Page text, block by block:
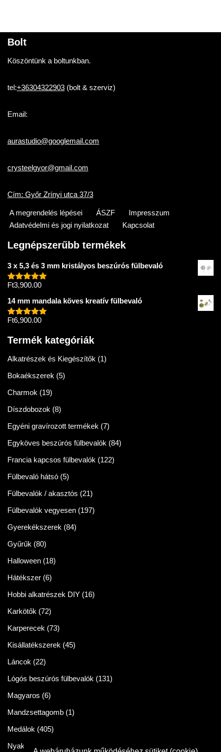
Bolt
Köszöntünk a boltunkban.
tel:+36304322903 (bolt & szerviz)
Email:
aurastudio@googlemail.com
crysteelgyor@gmail.com
Cím: Győr Zrínyi utca 37/3
A megrendelés lépései ÁSZF
Impresszum
Adatvédelmi és jogi nyilatkozat
Kapcsolat
Legnépszerűbb termékek
3 x 5,3 és 3 mm kristályos beszúrós fülbevaló
Értékelés:
Ft3,900.00
14 mm mandala köves kreatív fülbevaló
Értékelés:
Ft6,900.00
Termék kategóriák
Alkatrészek és Kiegészítők (1)
Bokaékszerek (5)
Charmok (19)
Díszdobozok (8)
Egyéni gravírozott termékek (7)
Egyköves beszúrós fülbevalók (84)
Francia kapcsos fülbevalók (122)
Fülbevaló hátsó (5)
Fülbevalók / akasztós (21)
Fülbevalók vegyesen (197)
Gyerekékszerek (84)
Gyűrűk (80)
Halloween (18)
Hátékszer (6)
Hobbi alkatrészek DIY (16)
Karkötők (72)
Karperecek (73)
Kisállatékszerek (45)
Láncok (22)
Lógós beszúrós fülbevalók (131)
Magyaros (6)
Mandzsettagomb (1)
Medálok (405)
Nyakláncok
(86)